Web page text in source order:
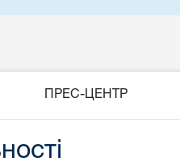
ПРЕС-ЦЕНТР